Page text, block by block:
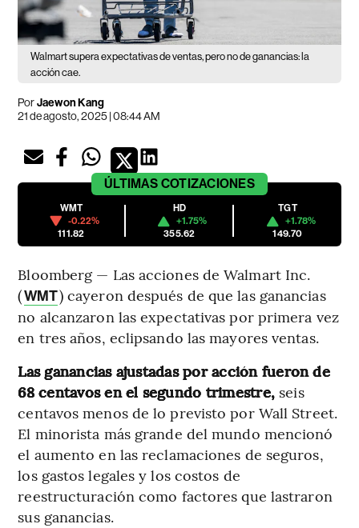
Walmart supera expectativas de ventas, pero no de ganancias: la
acción cae.
PorJaewon Kang
21 de agosto, 2025 | 08:44 AM
ÚLTIMAS COTIZACIONES
WMT
-0.22%
111.82
HD
+1.75%
355.62
TGT
+1.78%
149.70
Bloomberg — Las acciones de Walmart Inc.
(WMT) cayeron después de que las ganancias
no alcanzaron las expectativas por primera vez
en tres años, eclipsando las mayores ventas.
Las ganancias ajustadas por acción fueron de
68 centavos en el segundo trimestre, seis
centavos menos de lo previsto por Wall Street.
El minorista más grande del mundo mencionó
el aumento en las reclamaciones de seguros,
los gastos legales y los costos de
reestructuración como factores que lastraron
sus ganancias.